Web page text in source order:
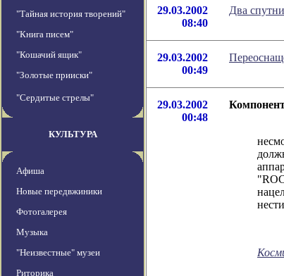
"Тайная история творений"
"Книга писем"
"Кошачий ящик"
"Золотые прииски"
"Сердитые стрелы"
КУЛЬТУРА
Афиша
Новые передвжиники
Фотогалерея
Музыка
"Неизвестные" музеи
Риторика
29.03.2002
08:40
Два
29.03.2002
00:49
29.03.2002
00:48